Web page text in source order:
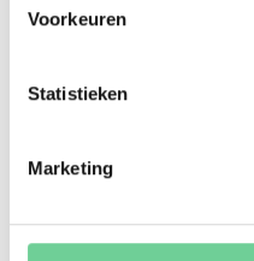
Voorkeuren
Statistieken
Marketing
Meerprijs installeren
Ja (+€169,00)